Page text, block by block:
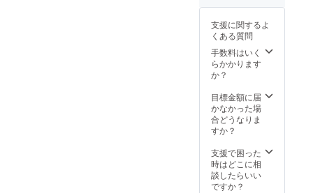
是非、ご支
援頂ければ
有り難いで
す。
EL× 1個
につい
て】 商
品代金
には、
ご自宅
送料も
含まれ
ており
ます。
他注意
事項】
※皆様の
ご支援
支援に関するよ
くある質問
手数料はいく
らかかります
か？
目標金額に届
かなかった場
合どうなりま
すか？
支援で困った
時はどこに相
談したらいい
ですか？